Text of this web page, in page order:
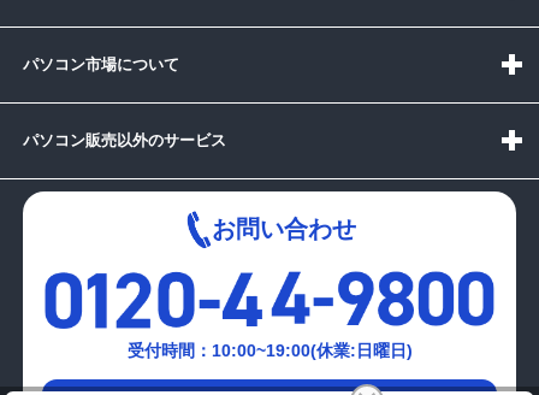
パソコン市場について
パソコン販売以外のサービス
お問い合わせ
受付時間：10:00~19:00(休業:日曜日)